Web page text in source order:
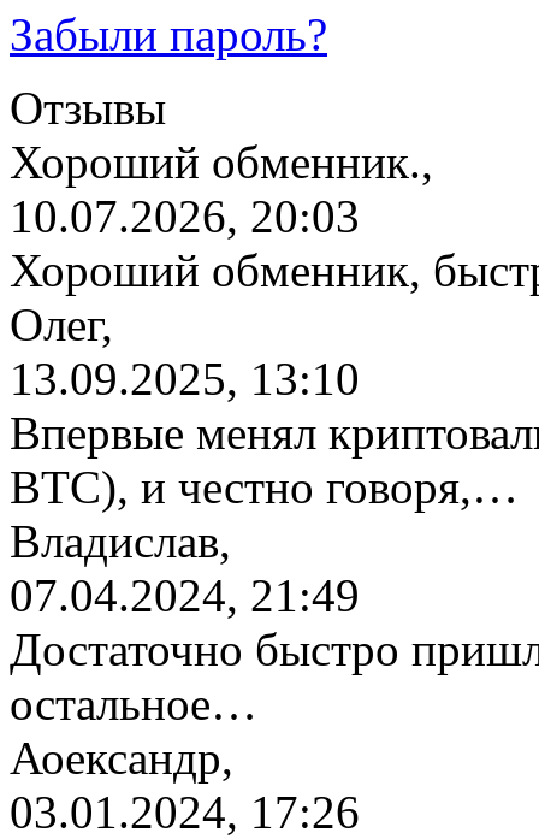
Забыли пароль?
Отзывы
Хороший обменник.,
10.07.2026, 20:03
Хороший обменник,
Олег,
13.09.2025, 13:10
Впервые менял
BTC), и честно говоря,…
Владислав,
07.04.2024, 21:49
Достаточно быстро
остальное…
Аоександр,
03.01.2024, 17:26